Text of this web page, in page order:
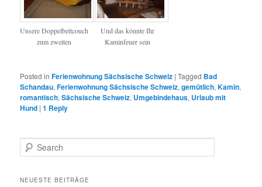
Unsere Doppelbettcouch
zum zweiten
Und das könnte Ihr
Kaminfeuer sein
Posted in Ferienwohnung Sächsische Schweiz |Tagged Bad
Schandau,Ferienwohnung Sächsische Schweiz,gemütlich,Kamin,
romantisch,Sächsische Schweiz, Umgebindehaus, Urlaub mit
Hund |1 Reply
Search
NEUESTE BEITRÄGE